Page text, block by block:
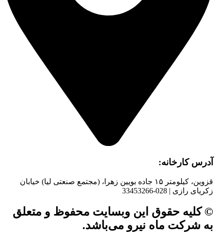
آدرس کارخانه:
قزوین، کیلومتر ۱۵ جاده بويین زهرا، (مجتمع صنعتی لیا) خیابان
زکریای رازی | 028-33453266
© کلیه حقوق این وبسایت محفوظ و متعلق
به شرکت ماه نیرو می‌باشد.